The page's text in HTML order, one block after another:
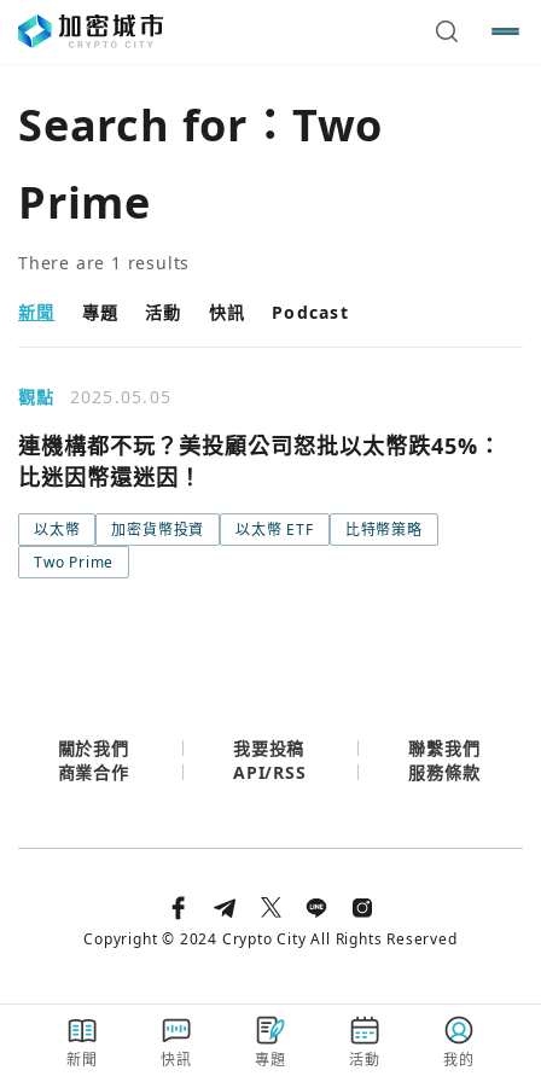
Search for： Two
Prime
There are 1 results
新聞 專題 活動 快訊 Podcast
觀點 2025.05.05
連機構都不玩？美投顧公司怒批以太幣跌45%：
比迷因幣還迷因！
以太幣 加密貨幣投資 以太幣 ETF
比特幣策略
Two Prime
今日熱門
使用以下帳號繼續
Google
繼續表示您已同意 服務條款與隱私政策
您已閒置5分鐘，請點擊關閉按鈕或空白處，即可回到加密
城市
今日熱門
新聞 快訊 專題 活動 我的
關於我們 我要投稿
聯繫我們
商業合作
API/RSS 服務條款
Copyright © 2024 Crypto City All Rights Reserved